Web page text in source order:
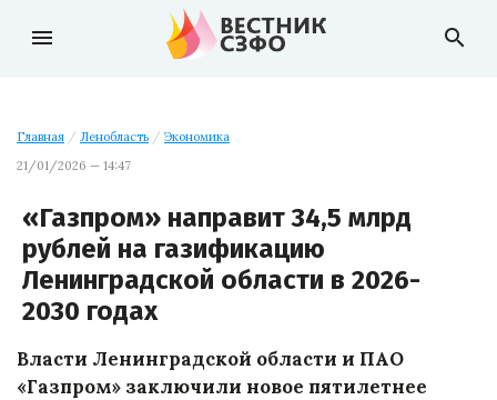
menu search
Главная / Ленобласть / Экономика
21/01/2026 — 14:47
«Газпром» направит 34,5 млрд
рублей на газификацию
Ленинградской области в 2026-
2030 годах
Власти Ленинградской области и ПАО
«Газпром» заключили новое пятилетнее